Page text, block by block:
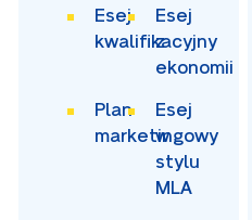
Esej
kwalifikacyjny
Esej
z
ekonomii
Plan
marketingowy
Esej
w
stylu
MLA